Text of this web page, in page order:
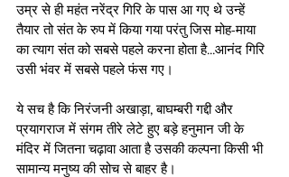
उम्र से ही महंत नरेंद्र गिरि के पास आ गए थे उन्हें
तैयार तो संत के रुप में किया गया परंतु जिस मोह-माया
का त्याग संत को सबसे पहले करना होता है...आनंद गिरि
उसी भंवर में सबसे पहले फंस गए।
ये सच है कि निरंजनी अखाड़ा, बाघम्बरी गद्दी और
प्रयागराज में संगम तीरे लेटे हुए बड़े हनुमान जी के
मंदिर में जितना चढ़ावा आता है उसकी कल्पना किसी भी
सामान्य मनुष्य की सोच से बाहर है।